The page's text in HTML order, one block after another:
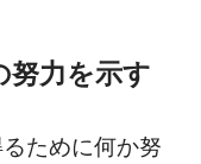
努力を示す
ために何か努